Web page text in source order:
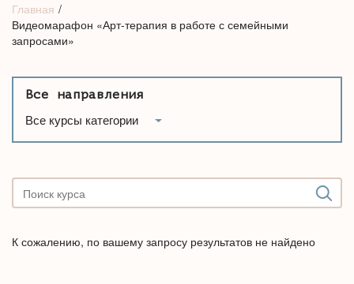
Главная
Видеомарафон «Арт-терапия в работе с семейными
запросами»
Все направления
Все курсы категории
К сожалению, по вашему запросу результатов не найдено